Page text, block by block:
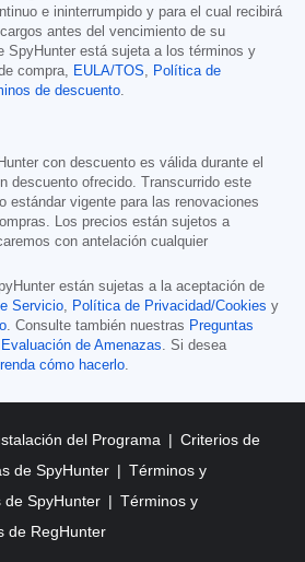
e ininterrumpido y para el cual recibirá
antes del vencimiento de su
SpyHunter está sujeta a los términos y
compra, EULA/TOS, Política de
de descuento.
con descuento es válida durante el
descuento ofrecido. Transcurrido este
estándar vigente para las renovaciones
Los precios están sujetos a
con antelación cualquier
están sujetas a la aceptación de
Servicio, Política de Privacidad/Cookies y
. Consulte también nuestras Preguntas
de Amenazas. Si desea
cómo hacerlo.
del Programa
Criterios de
de SpyHunter
Términos y
de SpyHunter
Términos y
de RegHunter